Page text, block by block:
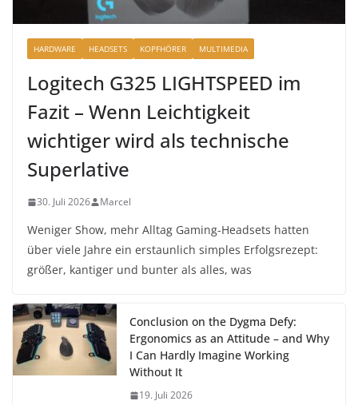
HARDWARE HEADSETS KOPFHÖRER MULTIMEDIA
Logitech G325 LIGHTSPEED im
Fazit – Wenn Leichtigkeit
wichtiger wird als technische
Superlative
30. Juli 2026 Marcel
Weniger Show, mehr Alltag Gaming-Headsets hatten
über viele Jahre ein erstaunlich simples Erfolgsrezept:
größer, kantiger und bunter als alles, was
Conclusion on the Dygma Defy:
Ergonomics as an Attitude – and Why
I Can Hardly Imagine Working
Without It
19. Juli 2026